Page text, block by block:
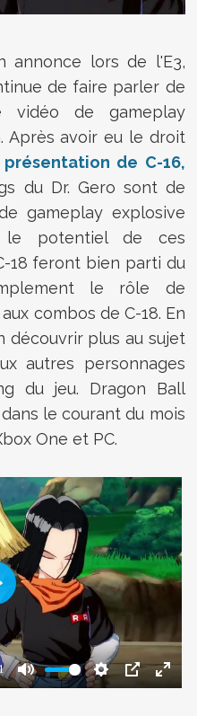
annonce lors de l'E3,
de faire parler de
vidéo de gameplay
Après avoir eu le droit
de C-16,
du Dr. Gero sont de
gameplay explosive
le potentiel de ces
18 feront bien parti du
le rôle de
combos de C-18. En
découvrir plus au sujet
autres personnages
du jeu. Dragon Ball
le courant du mois
One et PC.